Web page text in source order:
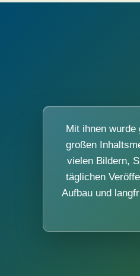
Mit ihnen
großen
vielen Bildern,
täglichen
Aufbau und